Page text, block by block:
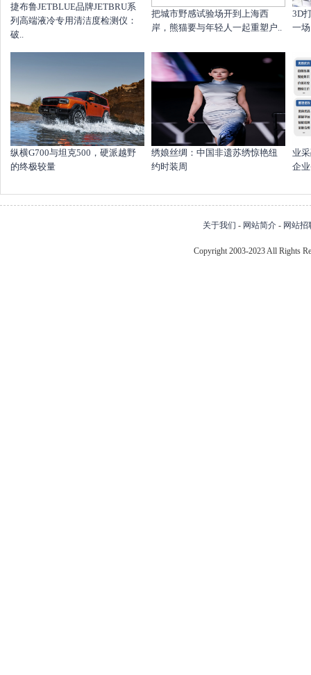
捷布鲁JETBLUE品牌JETBRU系
列高端液冷专用清洁度检测仪：
破..
把城市野感试验场开到上海西
岸，熊猫要与年轻人一起重塑户..
​3D
一
纵横G700与坦克500，硬派越野
的终极较量
绣娘丝绸：中国非遗苏绣惊艳纽
约时装周
业
企
关于我们 - 网站简介 - 网站招
Copyright 2003-2023 All Rights